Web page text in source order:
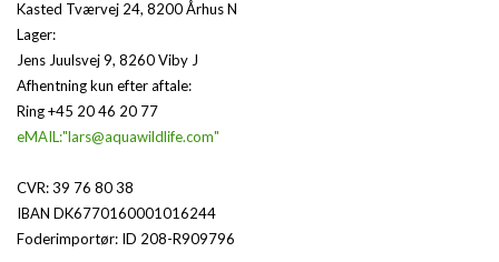
Kasted Tværvej 24, 8200 Århus N
Lager:
Jens Juulsvej 9, 8260 Viby J
Afhentning kun efter aftale:
Ring +45 20 46 20 77
eMAIL:"lars@aquawildlife.com"
CVR: 39 76 80 38
IBAN DK6770160001016244
Foderimportør: ID 208-R909796